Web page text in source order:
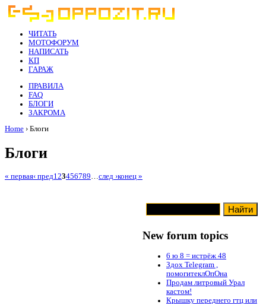
ЧИТАТЬ
МОТОФОРУМ
НАПИСАТЬ
КП
ГАРАЖ
ПРАВИЛА
FAQ
БЛОГИ
ЗАКРОМА
Home › Блоги
Блоги
« первая‹ пред1 23456789 след ›конец »
New forum topics
6 ю 8 = истрёж 48
Здох Telegram ,
помогитеклОпОна
Продам литровый Урал
кастом!
Крышку переднего гтц или